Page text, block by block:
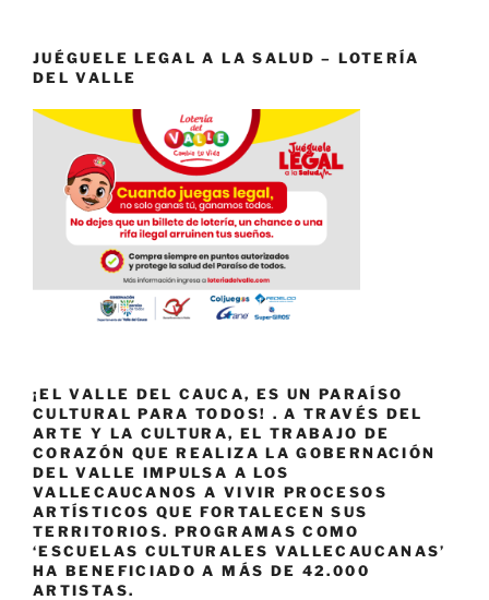
JUÉGUELE LEGAL A LA SALUD – LOTERÍA
DEL VALLE
¡EL VALLE DEL CAUCA, ES UN PARAÍSO
CULTURAL PARA TODOS! . A TRAVÉS DEL
ARTE Y LA CULTURA, EL TRABAJO DE
CORAZÓN QUE REALIZA LA GOBERNACIÓN
DEL VALLE IMPULSA A LOS
VALLECAUCANOS A VIVIR PROCESOS
ARTÍSTICOS QUE FORTALECEN SUS
TERRITORIOS. PROGRAMAS COMO
‘ESCUELAS CULTURALES VALLECAUCANAS’
HA BENEFICIADO A MÁS DE 42.000
ARTISTAS.